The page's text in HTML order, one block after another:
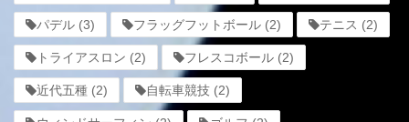
パデル (3) フラッグフットボール (2) テニス (2)
トライアスロン (2) フレスコボール (2)
近代五種 (2) 自転車競技 (2)